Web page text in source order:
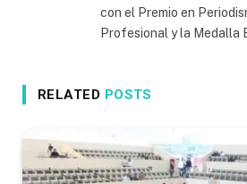
con el Premio en
Profesional y la Medalla
RELATED POSTS